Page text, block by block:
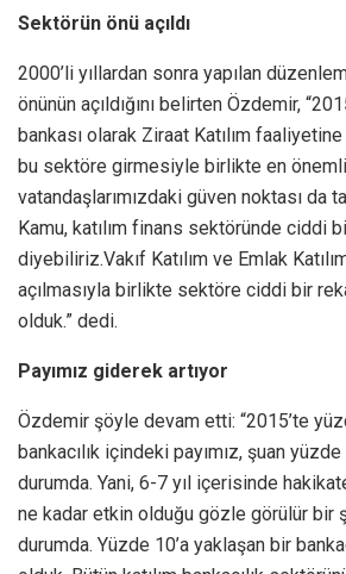
Sektörün önü açıldı
2000’li yıllardan sonra yapılan
önünün açıldığını belirten Özdemir,
bankası olarak Ziraat Katılım
bu sektöre girmesiyle birlikte en
vatandaşlarımızdaki güven noktası da
Kamu, katılım finans sektöründe ciddi
diyebiliriz.Vakıf Katılım ve Emlak
açılmasıyla birlikte sektöre ciddi bir
olduk.” dedi.
Payımız giderek artıyor
Özdemir şöyle devam etti: “2015’te
bankacılık içindeki payımız, şuan yüzde
durumda. Yani, 6-7 yıl içerisinde
ne kadar etkin olduğu gözle görülür bir
durumda. Yüzde 10’a yaklaşan bir